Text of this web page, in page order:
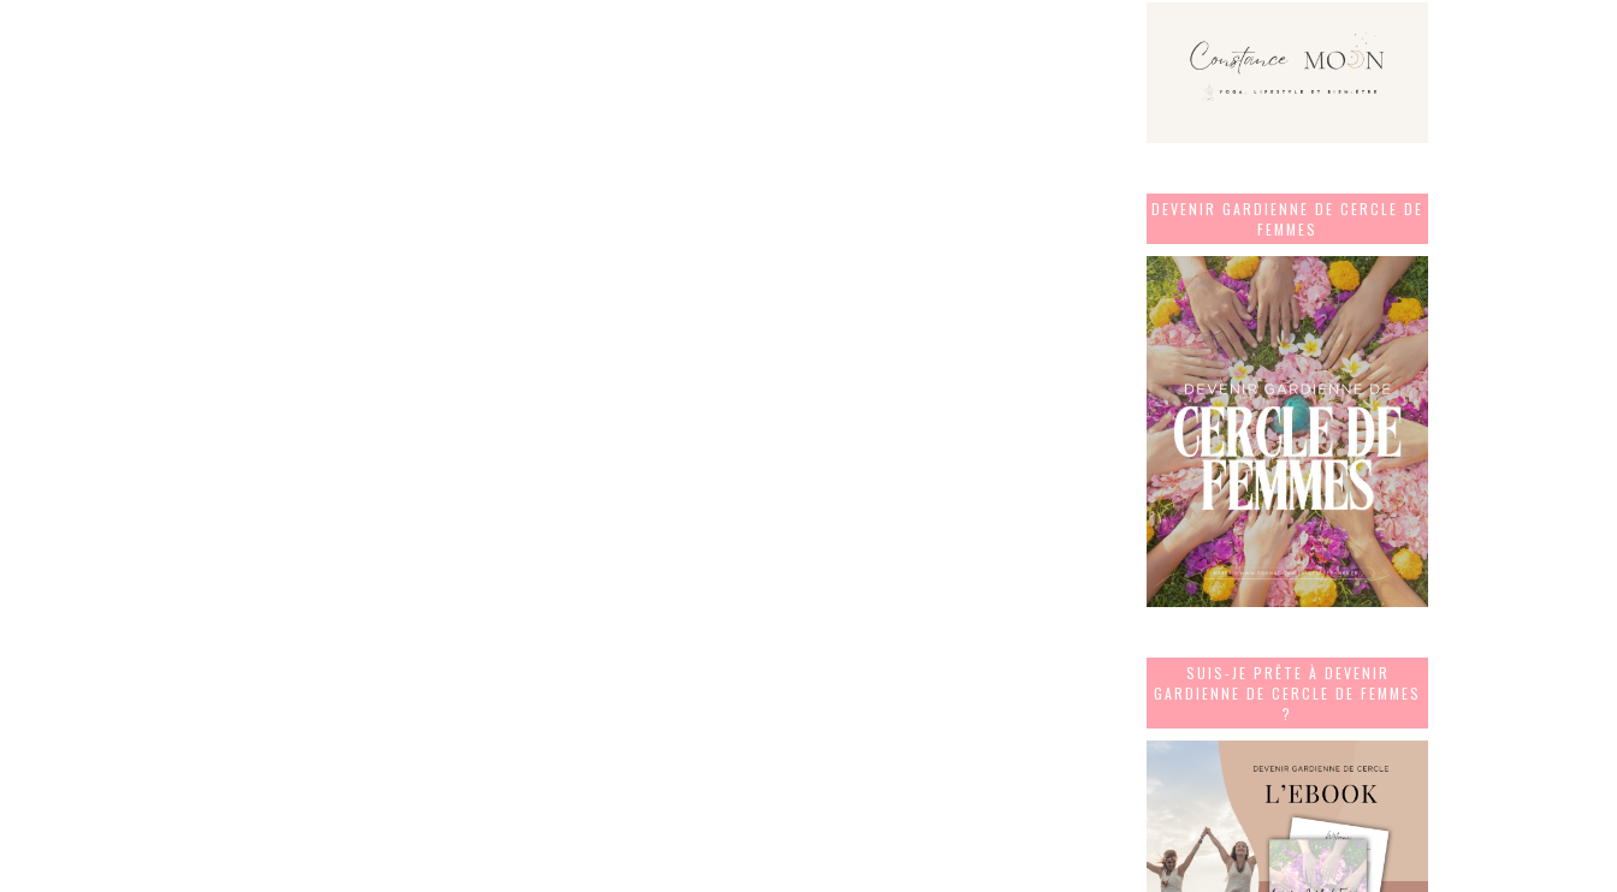
DEVENIR GARDIENNE DE CERCLE DE
FEMMES
SUIS-JE PRÊTE À DEVENIR
GARDIENNE DE CERCLE DE FEMMES
?